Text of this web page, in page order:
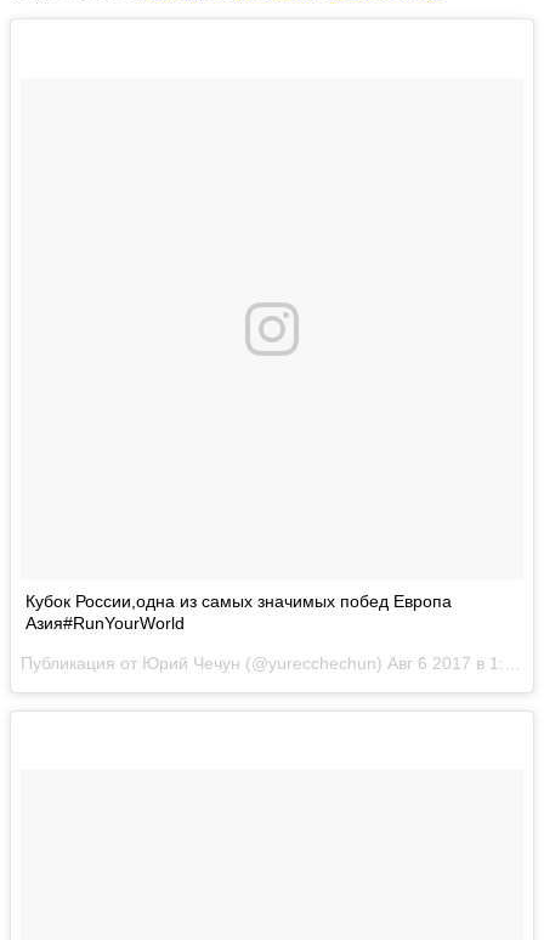
Кубок России,одна из самых значимых побед Европа
Азия#RunYourWorld
Публикация от Юрий Чечун (@yurecchechun) Авг 6 2017 в 1:52 PDT